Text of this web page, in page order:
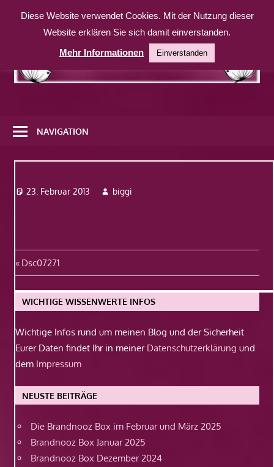
Inhalt
weitere
Website
NAVIGATION
23. Februar 2013 biggi
Beitragsnavigation
Vorheriger
Beitrag:
Dsc07271
WICHTIGE WISSENWERTE INFOS
Wichtige Infos rund um meinen Blog und der Sicherheit
Eurer Daten findet Ihr in meiner Datenschutzerklärung und
dem Impressum
NEUSTE BEITRÄGE
Die Brandnooz Box im Februar und März 2025
Brandnooz Box Januar 2025
Brandnooz Box Dezember 2024
Diese Website verwendet Cookies. Mit der Nutzung dieser
Website erklären Sie sich damit einverstanden.
Mehr Informationen
Einverstanden